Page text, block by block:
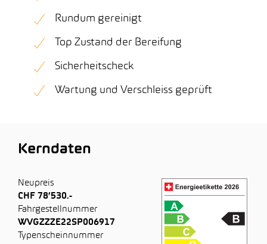
Rundum gereinigt
Top Zustand der Bereifung
Sicherheitscheck
Wartung und Verschleiss geprüft
Kerndaten
Neupreis
CHF 78’530.-
Fahrgestellnummer
WVGZZZE22SP006917
Typenscheinnummer